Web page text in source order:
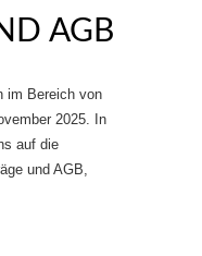
AGB
im Bereich von
2025. In
auf die
und AGB,